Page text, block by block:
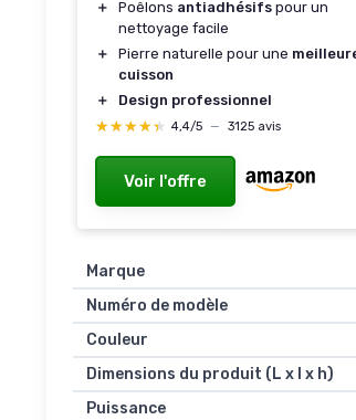
＋
Poêlons antiadhésifs pour un
nettoyage facile
＋
Pierre naturelle pour une
cuisson
＋
Design professionnel
★★★★★
★★★★★ 4,4/5 — 3125 avis
Voir l'offre
Marque
Numéro de modèle
Couleur
Dimensions du produit (L x l x h)
Puissance